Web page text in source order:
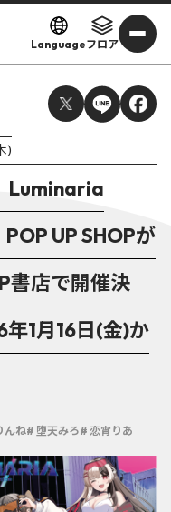
Languageフロア
)
Luminaria
UP SHOPが
書店で開催決
1月16日(金)か
んね# 堕天みろ# 恋宵りあ